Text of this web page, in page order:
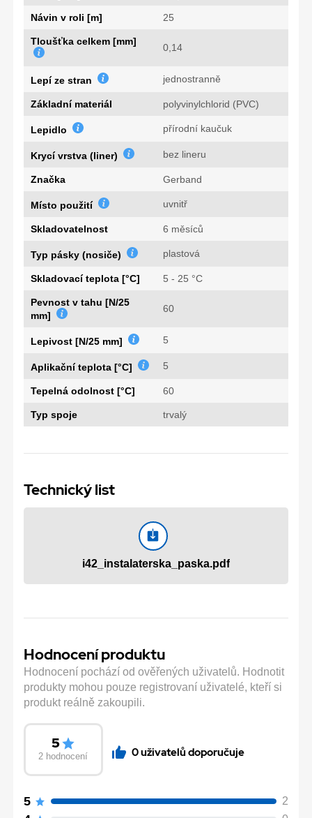
Návin v roli [m] 25
Tloušťka celkem [mm]
0,14
Lepí ze stran jednostranně
Základní materiál polyvinylchlorid (PVC)
Lepidlo přírodní kaučuk
Krycí vrstva (liner) bez lineru
Značka Gerband
Místo použití uvnitř
Skladovatelnost 6 měsíců
Typ pásky (nosiče) plastová
Skladovací teplota [°C] 5 - 25 °C
Pevnost v tahu [N/25
mm]
60
Lepivost [N/25 mm] 5
Aplikační teplota [°C] 5
Tepelná odolnost [°C] 60
Typ spoje trvalý
Technický list
i42_instalaterska_paska.pdf
Hodnocení produktu
Hodnocení pochází od ověřených uživatelů. Hodnotit
produkty mohou pouze registrovaní uživatelé, kteří si
produkt reálně zakoupili.
5
2 hodnocení 0 uživatelů doporučuje
5 2